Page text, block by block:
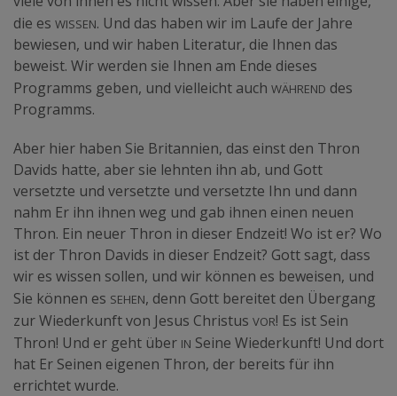
die es wissen. Und das haben wir im Laufe der Jahre
bewiesen, und wir haben Literatur, die Ihnen das
beweist. Wir werden sie Ihnen am Ende dieses
Programms geben, und vielleicht auch während des
Programms.
Aber hier haben Sie Britannien, das einst den Thron
Davids hatte, aber sie lehnten ihn ab, und Gott
versetzte und versetzte und versetzte Ihn und dann
nahm Er ihn ihnen weg und gab ihnen einen neuen
Thron. Ein neuer Thron in dieser Endzeit! Wo ist er? Wo
ist der Thron Davids in dieser Endzeit? Gott sagt, dass
wir es wissen sollen, und wir können es beweisen, und
Sie können es sehen, denn Gott bereitet den Übergang
zur Wiederkunft von Jesus Christus vor! Es ist Sein
Thron! Und er geht über in Seine Wiederkunft! Und dort
hat Er Seinen eigenen Thron, der bereits für ihn
errichtet wurde.